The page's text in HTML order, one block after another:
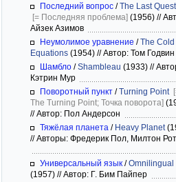
Последний вопрос /The Last
[= Последняя проблема] (1956) //
Айзек Азимов
Неумолимое уравнение /The Cold
Equations (1954) //Автор: Том Годвин
Шамбло /Shambleau (1933) //
Кэтрин Мур
Поворотный пункт /Turning Point
The Turning Point; Точка поворота]
//Автор: Пол Андерсон
Тяжёлая планета / Heavy Planet
//Авторы: Фредерик Пол, Милтон
Универсальный язык /Omnilingual
(1957) //Автор: Г. Бим Пайпер